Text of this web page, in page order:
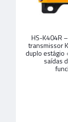
HS-K404R
transmissor
duplo estágio
saídas